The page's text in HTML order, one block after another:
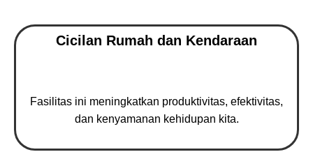
Cicilan Rumah dan Kendaraan
Fasilitas ini meningkatkan produktivitas, efektivitas,
dan kenyamanan kehidupan kita.